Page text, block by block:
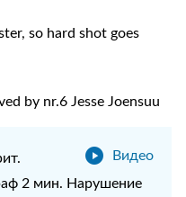
so hard shot goes
by nr.6 Jesse Joensuu
Видео
2 мин. Нарушение